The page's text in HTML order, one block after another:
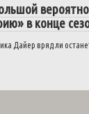
в конце
Дайер вряд ли